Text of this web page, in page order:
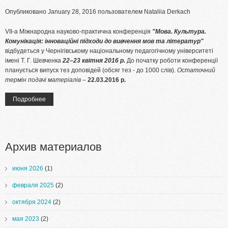
Опубликовано January 28, 2016 пользователем Nataliia Derkach
VIІ-a Міжнародна науково-практична конференція "Мова. Культура.
Комунікація: інноваційні підходи до вивчення мов та літератур"
відбудеться у Чернігівському національному педагогічному університеті
імені Т. Г. Шевченка 22–23 квітня 2016 р. До початку роботи конференції
планується випуск тез доповідей (обсяг тез - до 1000 слів). Остаточний
термін подачі матеріалів – 22.03.2016 р.
Подробнее
Архив материалов
июня 2026 (1)
февраля 2025 (2)
октября 2024 (2)
мая 2023 (2)